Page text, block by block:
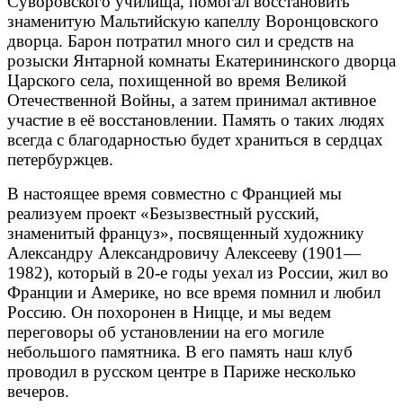
знаменитую Мальтийскую капеллу Воронцовского
дворца. Барон потратил много сил и средств на
розыски Янтарной комнаты Екатерининского дворца
Царского села, похищенной во время Великой
Отечественной Войны, а затем принимал активное
участие в её восстановлении. Память о таких людях
всегда с благодарностью будет храниться в сердцах
петербуржцев.
В настоящее время совместно с Францией мы
реализуем проект «Безызвестный русский,
знаменитый француз», посвященный художнику
Александру Александровичу Алексееву (1901—
1982), который в 20-е годы уехал из России, жил во
Франции и Америке, но все время помнил и любил
Россию. Он похоронен в Ницце, и мы ведем
переговоры об установлении на его могиле
небольшого памятника. В его память наш клуб
проводил в русском центре в Париже несколько
вечеров.